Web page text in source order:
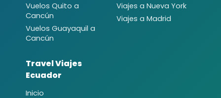
Vuelos Quito a
Cancún
Vuelos Guayaquil a
Cancún
Viajes a Nueva York
Viajes a Madrid
Travel Viajes
Ecuador
Inicio